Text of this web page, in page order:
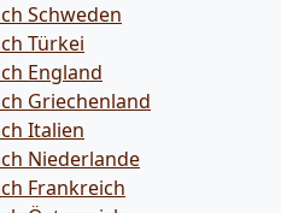
Schweden
Türkei
England
Griechenland
Italien
Niederlande
Frankreich